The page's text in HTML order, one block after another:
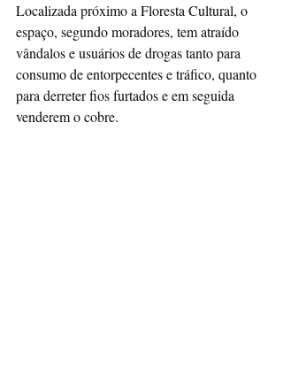
Localizada próximo a Floresta Cultural, o
espaço, segundo moradores, tem atraído
vândalos e usuários de drogas tanto para
consumo de entorpecentes e tráfico, quanto
para derreter fios furtados e em seguida
venderem o cobre.